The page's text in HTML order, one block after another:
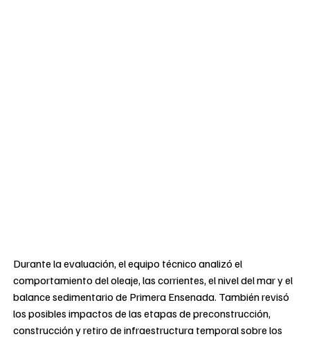
Durante la evaluación, el equipo técnico analizó el
comportamiento del oleaje, las corrientes, el nivel del mar y el
balance sedimentario de Primera Ensenada. También revisó
los posibles impactos de las etapas de preconstrucción,
construcción y retiro de infraestructura temporal sobre los